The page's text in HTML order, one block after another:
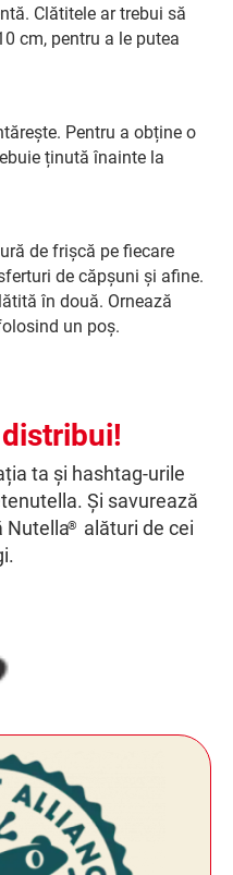
Clătitele ar trebui să
cm, pentru a le putea
Pentru a obține o
ținută înainte la
de frișcă pe fiecare
de căpșuni și afine.
în două. Ornează
un poș.
ta și hashtag-urile
Și savurează
Nutella®
alături de cei